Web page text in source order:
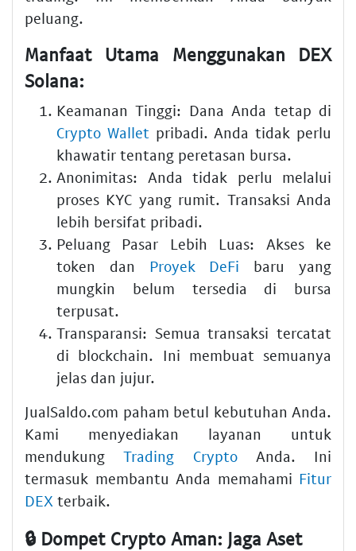
peluang.
Manfaat Utama Menggunakan DEX
Solana:
Keamanan Tinggi: Dana Anda tetap di
Crypto Wallet pribadi. Anda tidak perlu
khawatir tentang peretasan bursa.
Anonimitas: Anda tidak perlu melalui
proses KYC yang rumit. Transaksi Anda
lebih bersifat pribadi.
Peluang Pasar Lebih Luas: Akses ke
token dan Proyek DeFi baru yang
mungkin belum tersedia di bursa
terpusat.
Transparansi: Semua transaksi tercatat
di blockchain. Ini membuat semuanya
jelas dan jujur.
JualSaldo.com paham betul kebutuhan Anda.
Kami menyediakan layanan untuk
mendukungTrading CryptoAnda. Ini
termasuk membantu Anda memahami Fitur
DEX terbaik.
🔒 Dompet Crypto Aman: Jaga Aset